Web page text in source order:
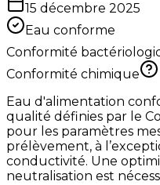
15 décembre 2025
Eau conforme
Conformité
Conformité chimique
Eau d'alimentation
qualité définies par le
pour les paramètres
prélèvement, à
conductivité. Une
neutralisation est